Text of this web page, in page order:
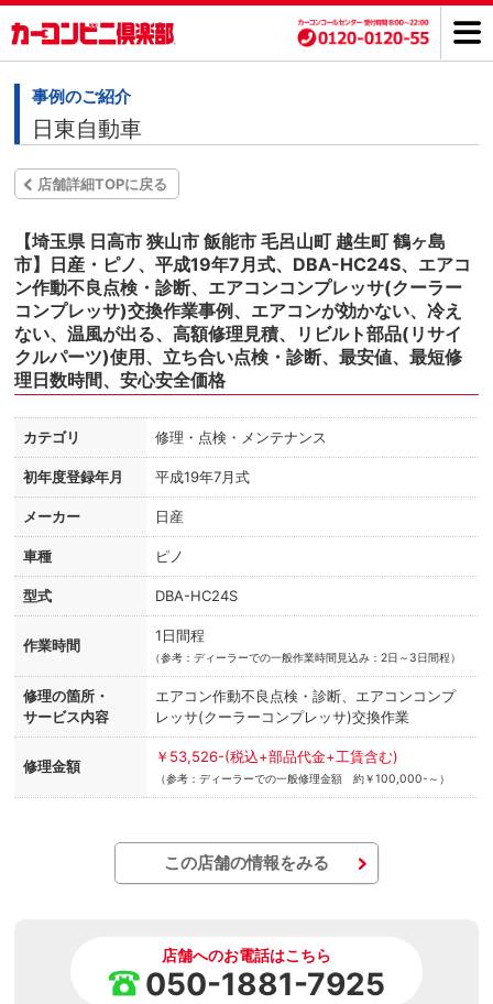
事例のご紹介
日東自動車
店舗詳細TOPに戻る
【埼玉県 日高市 狭山市 飯能市 毛呂山町 越生町 鶴ヶ島
市】日産・ピノ、平成19年7月式、DBA-HC24S、エアコ
ン作動不良点検・診断、エアコンコンプレッサ(クーラー
コンプレッサ)交換作業事例、エアコンが効かない、冷え
ない、温風が出る、高額修理見積、リビルト部品(リサイ
クルパーツ)使用、立ち合い点検・診断、最安値、最短修
理日数時間、安心安全価格
カテゴリ 修理・点検・メンテナンス
初年度登録年月 平成19年7月式
メーカー 日産
車種 ピノ
型式 DBA-HC24S
作業時間
1日間程
（参考：ディーラーでの一般作業時間見込み：2日～3日間程）
修理の箇所・
サービス内容
エアコン作動不良点検・診断、エアコンコンプ
レッサ(クーラーコンプレッサ)交換作業
修理金額
￥53,526-(税込+部品代金+工賃含む)
（参考：ディーラーでの一般修理金額 約￥100,000-～）
この店舗の情報をみる
店舗へのお電話はこちら
050-1881-7925